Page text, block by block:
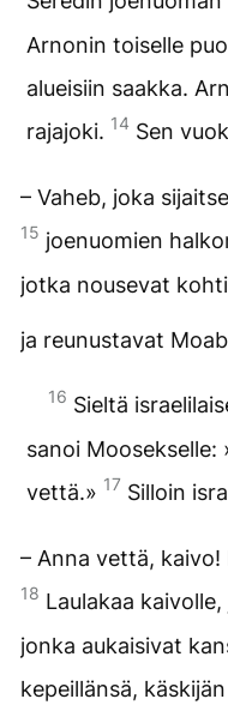
Arnonin toiselle
alueisiin saakka.
rajajoki. 14 Sen
– Vaheb, joka
15 joenuomien
jotka nousevat
ja reunustavat
16 Sieltä
sanoi Moosekselle:
vettä.» 17 Silloin
– Anna vettä, kaivo!
18 Laulakaa
jonka aukaisivat
kepeillänsä,